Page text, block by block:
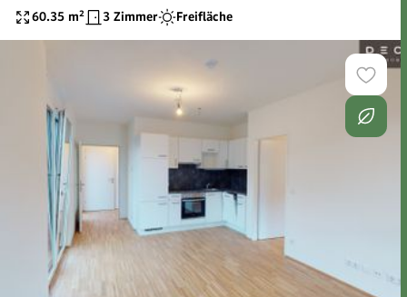
60.35 m² 3 Zimmer Freifläche